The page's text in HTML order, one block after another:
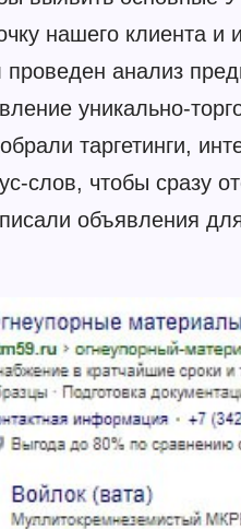
нашего клиента и
анализ
уникально-
таргетинги,
слов, чтобы сразу
объявления